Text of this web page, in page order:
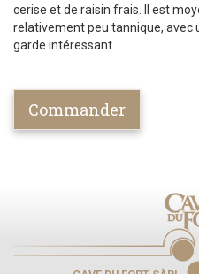
cerise et de raisin frais. Il est
relativement peu tannique, avec
garde intéressant.
Commander